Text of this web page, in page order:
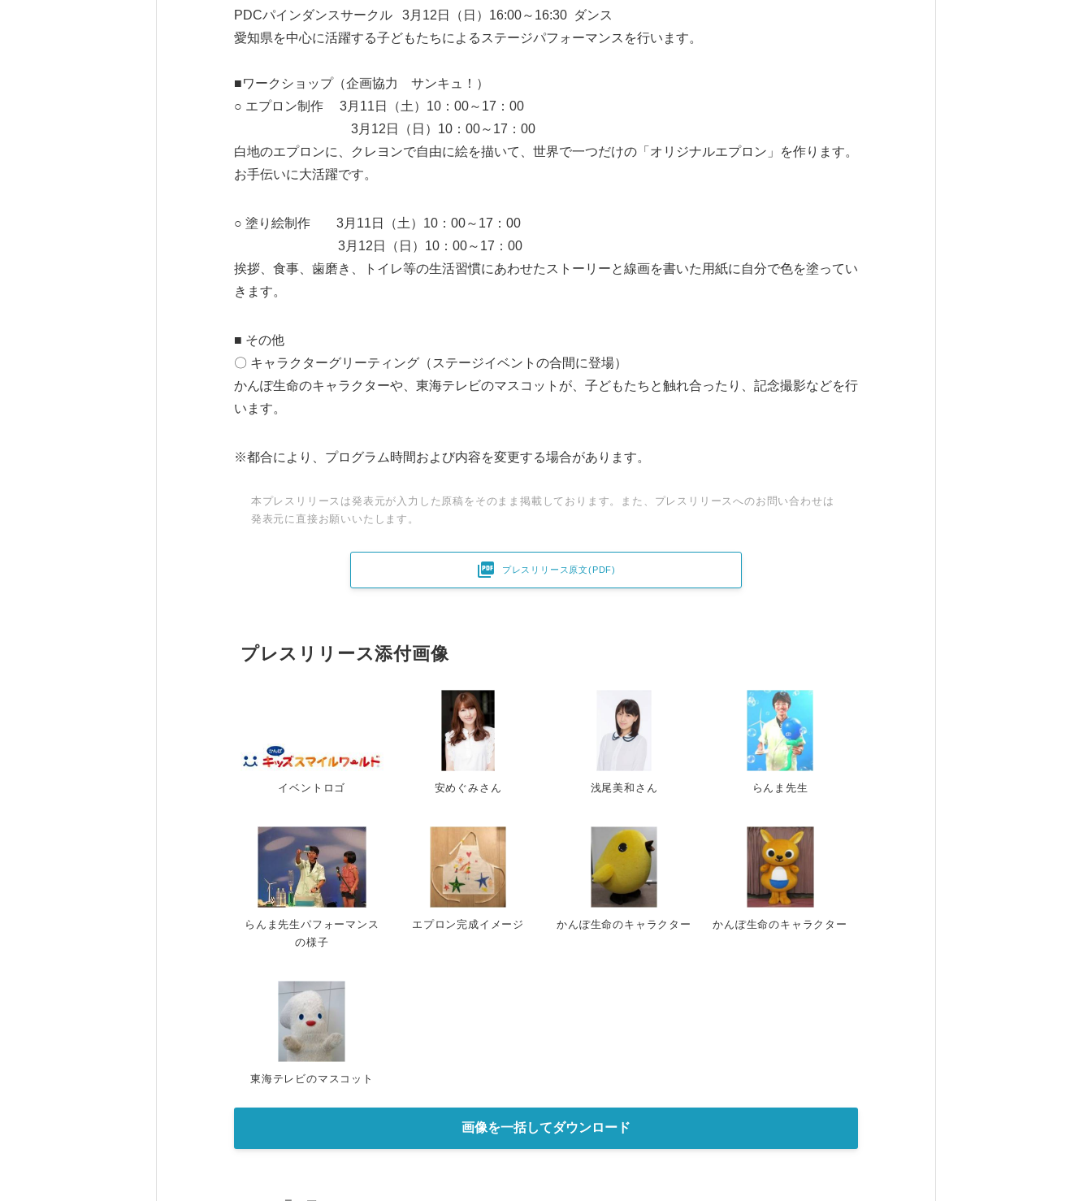
PDCパインダンスサークル 3月12日（日）16:00～16:30 ダンス
愛知県を中心に活躍する子どもたちによるステージパフォーマンスを行います。
■ワークショップ（企画協力 サンキュ！）
○ エプロン制作 3月11日（土）10：00～17：00
3月12日（日）10：00～17：00
白地のエプロンに、クレヨンで自由に絵を描いて、世界で一つだけの「オリジナルエプロン」を作ります。
お手伝いに大活躍です。
○ 塗り絵制作 3月11日（土）10：00～17：00
3月12日（日）10：00～17：00
挨拶、食事、歯磨き、トイレ等の生活習慣にあわせたストーリーと線画を書いた用紙に自分で色を塗ってい
きます。
■ その他
〇 キャラクターグリーティング（ステージイベントの合間に登場）
かんぽ生命のキャラクターや、東海テレビのマスコットが、子どもたちと触れ合ったり、記念撮影などを行
います。
※都合により、プログラム時間および内容を変更する場合があります。
本プレスリリースは発表元が入力した原稿をそのまま掲載しております。また、プレスリリースへのお問い合わせは
発表元に直接お願いいたします。
 プレスリリース原文(PDF)
プレスリリース添付画像
イベントロゴ 安めぐみさん 浅尾美和さん らんま先生
らんま先生パフォーマンス
の様子
エプロン完成イメージ かんぽ生命のキャラクター かんぽ生命のキャラクター
東海テレビのマスコット
画像を一括してダウンロード
English